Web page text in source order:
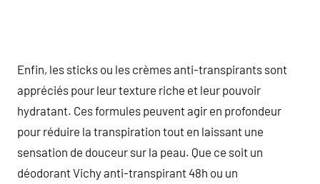
Enfin, les sticks ou les crèmes anti-transpirants sont
appréciés pour leur texture riche et leur pouvoir
hydratant. Ces formules peuvent agir en profondeur
pour réduire la transpiration tout en laissant une
sensation de douceur sur la peau. Que ce soit un
déodorant Vichy anti-transpirant 48h ou un